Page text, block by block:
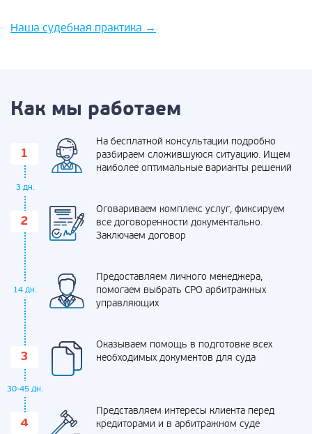
Наша судебная практика →
Как мы работаем
3 дн.
На бесплатной консультации подробно
разбираем сложившуюся ситуацию. Ищем
наиболее оптимальные варианты решений
Оговариваем комплекс услуг, фиксируем
все договоренности документально.
Заключаем договор
14 дн.
Предоставляем личного менеджера,
помогаем выбрать СРО арбитражных
управляющих
30-45 дн.
Оказываем помощь в подготовке всех
необходимых документов для суда
Представляем интересы клиента перед
кредиторами и в арбитражном суде